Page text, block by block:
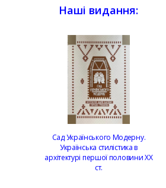
Наші видання:
Сад Українського Модерну.
Українська стилістика в
архітектурі першої половини ХХ
ст.